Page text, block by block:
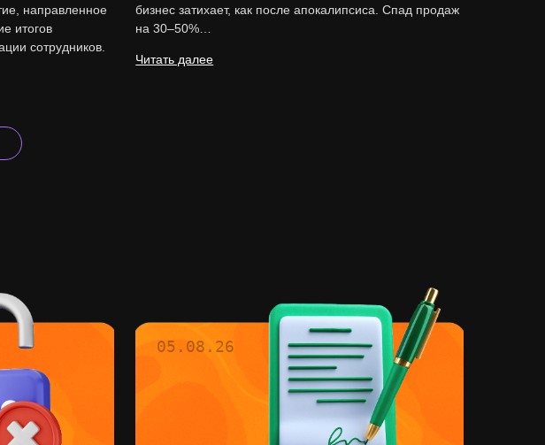
направленное
итогов
сотрудников.
бизнес затихает, как после апокалипсиса. Спад продаж
на 30–50%…
Читать далее
05.08.26